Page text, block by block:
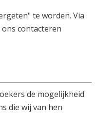
te worden. Via
contacteren
de mogelijkheid
die wij van hen